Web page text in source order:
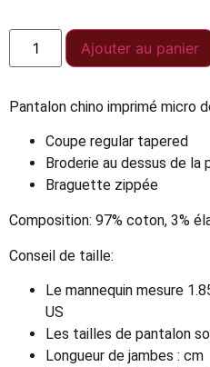
Ajouter au panier
Pantalon chino imprimé micro
Coupe regular tapered
Broderie au dessus de la
Braguette zippée
Composition: 97% coton, 3%
Conseil de taille:
Le mannequin mesure
US
Les tailles de pantalon
Longueur de jambes : cm